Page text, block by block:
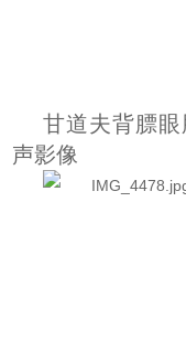
甘道夫背膘
声影像